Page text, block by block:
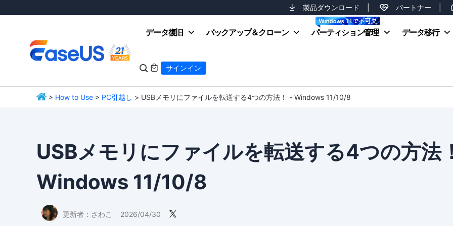
製品ダウンロード パートナー
データ復旧 バックアップ＆クローン パーティション管理 データ移行
  サインイン
> How to Use > PC引越し > USBメモリにファイルを転送する4つの方法！ - Windows 11/10/8
USBメモリにファイルを転送する4つの方法
Windows 11/10/8
更新者： さわこ 2026/04/30 